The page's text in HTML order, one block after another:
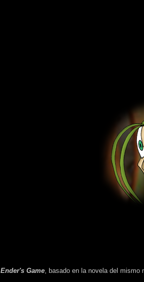
Ender's Game, basado en la novela del mismo